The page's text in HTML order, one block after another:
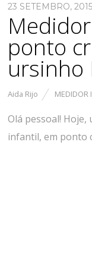
23 SETEMBRO, 2015
ponto
ursinho
Aida Rijo MEDIDOR
Olá pessoal!
infantil, em ponto